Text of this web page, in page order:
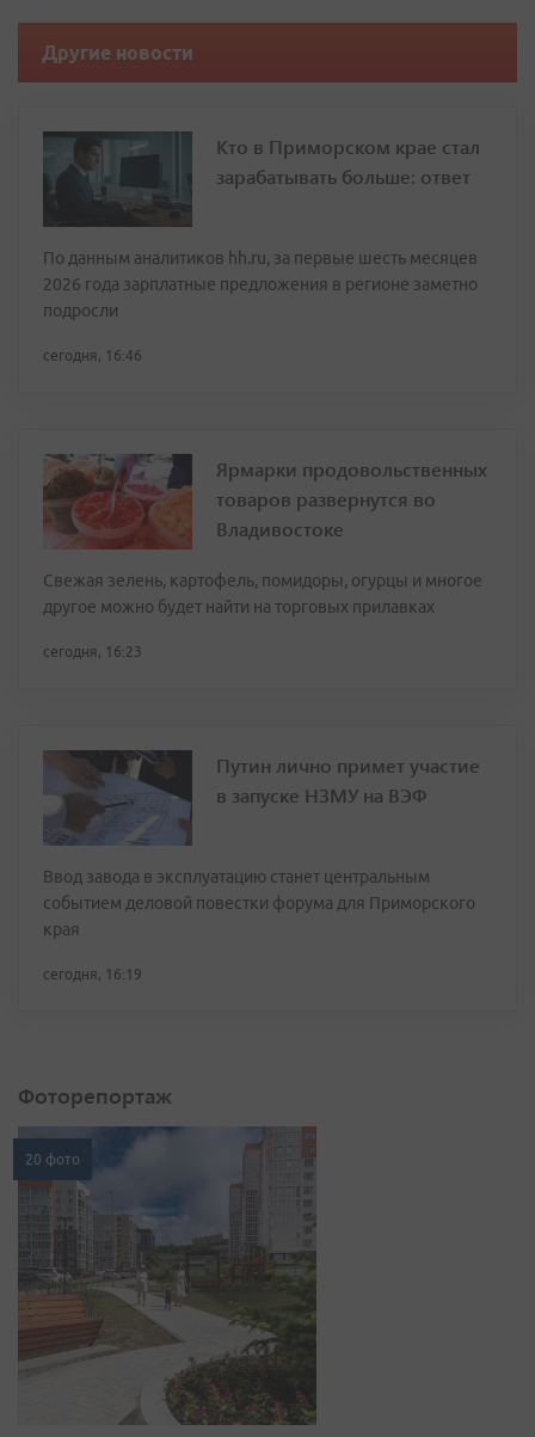
Другие новости
Кто в Приморском крае стал
зарабатывать больше: ответ
По данным аналитиков hh.ru, за первые шесть месяцев
2026 года зарплатные предложения в регионе заметно
подросли
сегодня, 16:46
Ярмарки продовольственных
товаров развернутся во
Владивостоке
Свежая зелень, картофель, помидоры, огурцы и многое
другое можно будет найти на торговых прилавках
сегодня, 16:23
Путин лично примет участие
в запуске НЗМУ на ВЭФ
Ввод завода в эксплуатацию станет центральным
событием деловой повестки форума для Приморского
края
сегодня, 16:19
Фоторепортаж
20 фото